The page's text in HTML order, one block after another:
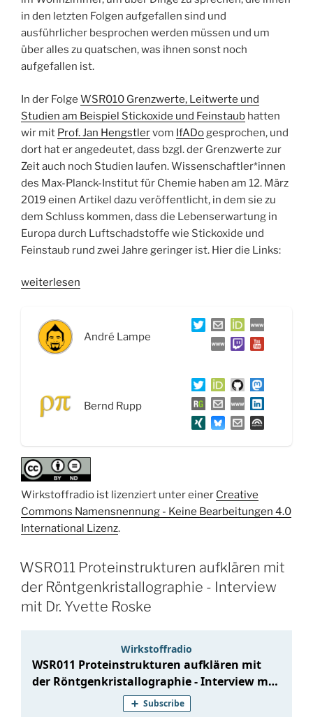
in den letzten Folgen aufgefallen sind und
ausführlicher besprochen werden müssen und um
über alles zu quatschen, was ihnen sonst noch
aufgefallen ist.
In der Folge WSR010 Grenzwerte, Leitwerte und
Studien am Beispiel Stickoxide und Feinstaub hatten
wir mit Prof. Jan Hengstlervom IfADogesprochen, und
dort hat er angedeutet, dass bzgl. der Grenzwerte zur
Zeit auch noch Studien laufen. Wissenschaftler*innen
des Max-Planck-Institut für Chemie haben am 12. März
2019 einen Artikel dazu veröffentlicht, in dem sie zu
dem Schluss kommen, dass die Lebenserwartung in
Europa durch Luftschadstoffe wie Stickoxide und
Feinstaub rund zwei Jahre geringer ist. Hier die Links:
„WSR012
von
Proteinen
weiterlesen
André Lampe
Bernd Rupp
Wirkstoffradio ist lizenziert unter einer Creative
Commons Namensnennung - Keine Bearbeitungen 4.0
International Lizenz.
WSR011 Proteinstrukturen aufklären mit
der Röntgenkristallographie - Interview
mit Dr. Yvette Roske